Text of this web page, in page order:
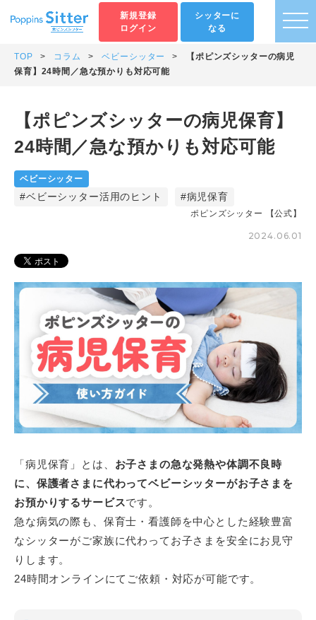
新規登録
ログイン
シッターに
なる
TOP コラム ベビーシッター
【ポピンズシッターの病児
保育】24時間／急な預かりも対応可能
【ポピンズシッターの病児保育】
24時間／急な預かりも対応可能
ベビーシッター
ベビーシッター活用のヒント 病児保育
ポピンズシッター 【公式】
2024.06.01
「病児保育」とは、 お子さまの急な発熱や体調不良時
に、保護者さまに代わってベビーシッターがお子さまを
お預かりするサービスです。
急な病気の際も、保育士・看護師を中心とした経験豊富
なシッターがご家族に代わってお子さまを安全にお見守
りします。
24時間オンラインにてご依頼・対応が可能です。